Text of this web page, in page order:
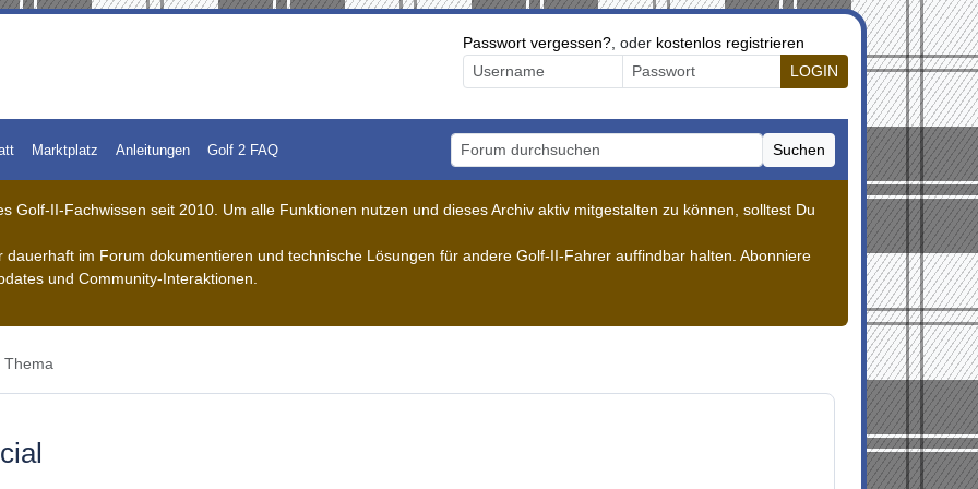
Passwort vergessen? , oder kostenlos registrieren
LOGIN
Marktplatz Anleitungen Golf 2 FAQ
Forum durchsuchen
Suchen
Golf-II-Fachwissen seit 2010. Um alle Funktionen nutzen und dieses Archiv aktiv mitgestalten zu können, solltest Du
im Forum dokumentieren und technische Lösungen für andere Golf-II-Fahrer auffindbar halten. Abonniere
und Community-Interaktionen.
Thema